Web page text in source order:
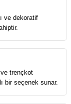
ve dekoratif
trençkot
bir seçenek sunar.